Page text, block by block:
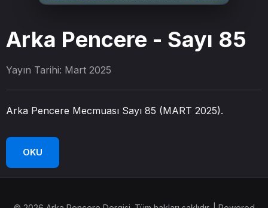
Arka Pencere - Sayı 85
Yayın Tarihi: Mart 2025
Arka Pencere Mecmuası Sayı 85 (MART 2025).
OKU